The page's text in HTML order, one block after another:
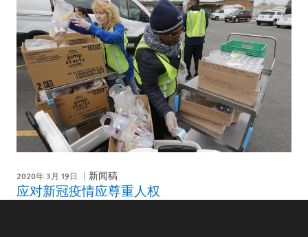
2020年 3月 19日 新闻稿
应对新冠疫情应尊重人权